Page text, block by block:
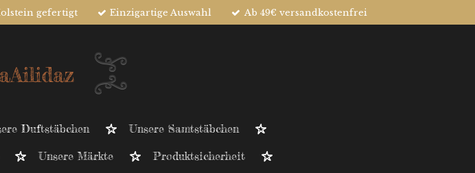
gefertigt Einzigartige Auswahl Ab 49€ versandkostenfrei
Duftstäbchen
Unsere Samtstäbchen
Unsere Märkte
Produktsicherheit